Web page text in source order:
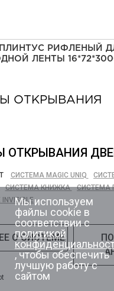
РИФЛЕНЫЙ
ЛЕНТЫ
ОТКРЫВАНИЯ
ОТКРЫВАНИЯ
СИСТЕМА MAGIC UNIQ
СИСТЕМА КНИЖКА
СИСТЕМА
О СИСТЕМЕ
Мы используем
файлы cookie в
соответствии с
политикой
, чтобы обеспечить
лучшую работу с
сайтом